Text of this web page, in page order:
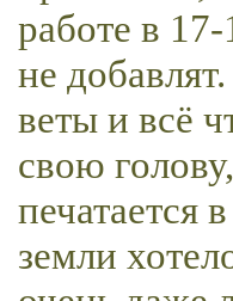
работе в
не
веты и всё
свою
печатается
земли